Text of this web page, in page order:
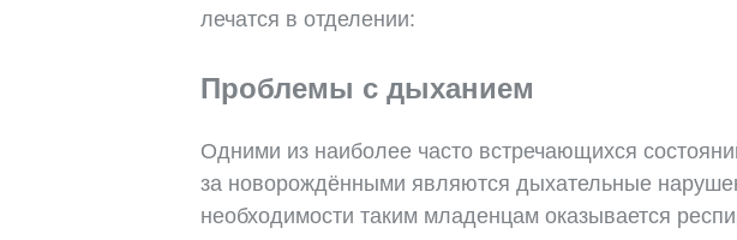
лечатся в отделении:
Проблемы с дыханием
Одними из наиболее часто встречающихся
за новорождёнными являются дыхательные
необходимости таким младенцам оказывается